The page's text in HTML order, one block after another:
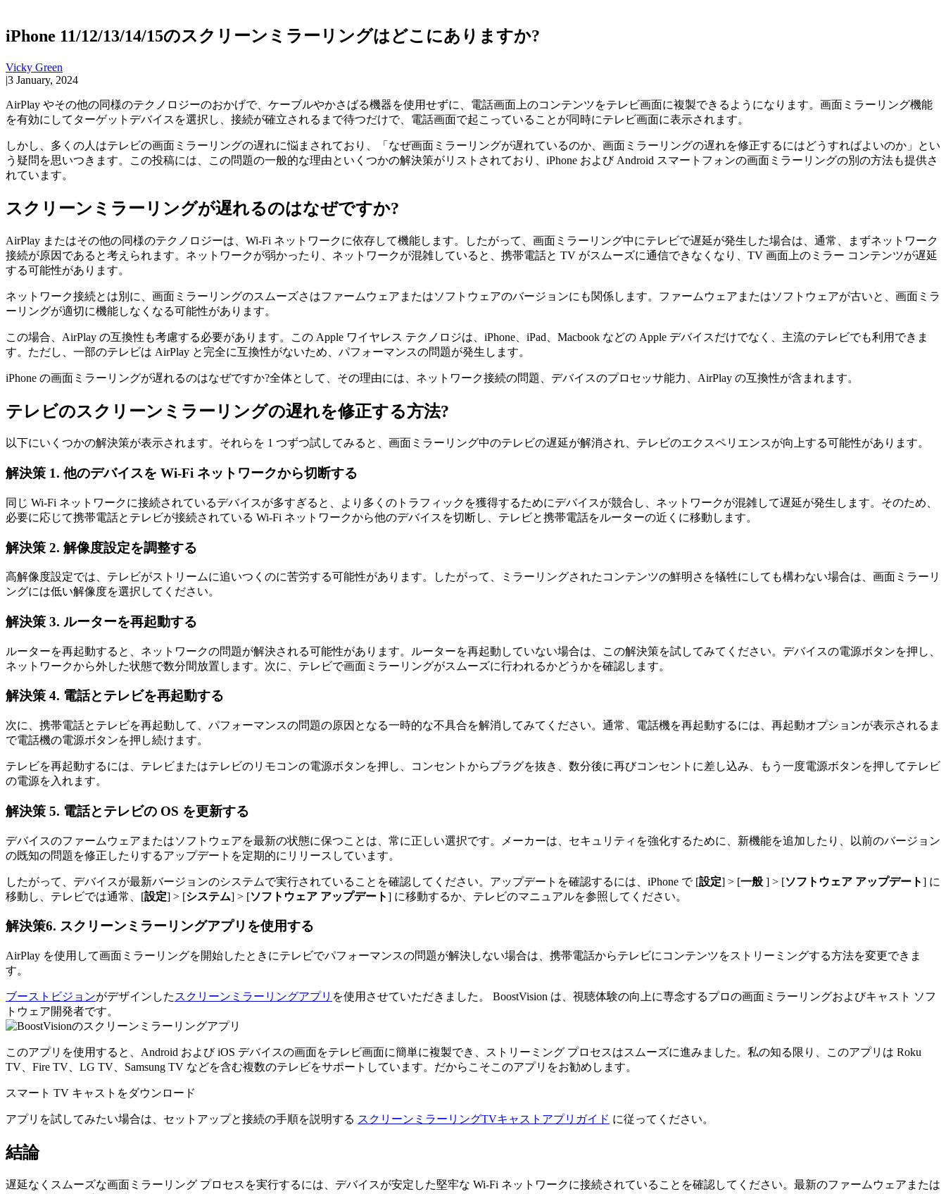
iPhone 11/12/13/14/15のスクリーンミラーリングはどこにありますか?
Vicky Green
|3 January, 2024
AirPlay や​​その他の同様のテクノロジーのおかげで、ケーブルやかさばる機器を使用せずに、電話画面上のコンテンツをテレビ画面に複製できるようになります。画面ミラーリング機能
を有効にしてターゲットデバイスを選択し、接続が確立されるまで待つだけで、電話画面で起こっていることが同時にテレビ画面に表示されます。
しかし、多くの人はテレビの画面ミラーリングの遅れに悩まされており、「なぜ画面ミラーリングが遅れているのか、画面ミラーリングの遅れを修正するにはどうすればよいのか」とい
う疑問を思いつきます。この投稿には、この問題の一般的な理由といくつかの解決策がリストされており、iPhone および Android スマートフォンの画面ミラーリングの別の方法も提供さ
れています。
スクリーンミラーリングが遅れるのはなぜですか?
AirPlay またはその他の同様のテクノロジーは、Wi-Fi ネットワークに依存して機能します。したがって、画面ミラーリング中にテレビで遅延が発生した場合は、通常、まずネットワーク
接続が原因であると考えられます。ネットワークが弱かったり、ネットワークが混雑していると、携帯電話と TV がスムーズに通信できなくなり、TV 画面上のミラー コンテンツが遅延
する可能性があります。
ネットワーク接続とは別に、画面ミラーリングのスムーズさはファームウェアまたはソフトウェアのバージョンにも関係します。ファームウェアまたはソフトウェアが古いと、画面ミラ
ーリングが適切に機能しなくなる可能性があります。
この場合、AirPlay の互換性も考慮する必要があります。この Apple ワイヤレス テクノロジは、iPhone、iPad、Macbook などの Apple デバイスだけでなく、主流のテレビでも利用できま
す。ただし、一部のテレビは AirPlay と完全に互換性がないため、パフォーマンスの問題が発生します。
iPhone の画面ミラーリングが遅れるのはなぜですか?全体として、その理由には、ネットワーク接続の問題、デバイスのプロセッサ能力、AirPlay の互換性が含まれます。
テレビのスクリーンミラーリングの遅れを修正する方法?
以下にいくつかの解決策が表示されます。それらを 1 つずつ試してみると、画面ミラーリング中のテレビの遅延が解消され、テレビのエクスペリエンスが向上する可能性があります。
解決策 1. 他のデバイスを Wi-Fi ネットワークから切断する
同じ Wi-Fi ネットワークに接続されているデバイスが多すぎると、より多くのトラフィックを獲得するためにデバイスが競合し、ネットワークが混雑して遅延が発生します。そのため、
必要に応じて携帯電話とテレビが接続されている Wi-Fi ネットワークから他のデバイスを切断し、テレビと携帯電話をルーターの近くに移動します。
解決策 2. 解像度設定を調整する
高解像度設定では、テレビがストリームに追いつくのに苦労する可能性があります。したがって、ミラーリングされたコンテンツの鮮明さを犠牲にしても構わない場合は、画面ミラーリ
ングには低い解像度を選択してください。
解決策 3. ルーターを再起動する
ルーターを再起動すると、ネットワークの問題が解決される可能性があります。ルーターを再起動していない場合は、この解決策を試してみてください。デバイスの電源ボタンを押し、
ネットワークから外した状態で数分間放置します。次に、テレビで画面ミラーリングがスムーズに行われるかどうかを確認します。
解決策 4. 電話とテレビを再起動する
次に、携帯電話とテレビを再起動して、パフォーマンスの問題の原因となる一時的な不具合を解消してみてください。通常、電話機を再起動するには、再起動オプションが表示されるま
で電話機の電源ボタンを押し続けます。
テレビを再起動するには、テレビまたはテレビのリモコンの電源ボタンを押し、コンセントからプラグを抜き、数分後に再びコンセントに差し込み、もう一度電源ボタンを押してテレビ
の電源を入れます。
解決策 5. 電話とテレビの OS を更新する
デバイスのファームウェアまたはソフトウェアを最新の状態に保つことは、常に正しい選択です。メーカーは、セキュリティを強化するために、新機能を追加したり、以前のバージョン
の既知の問題を修正したりするアップデートを定期的にリリースしています。
したがって、デバイスが最新バージョンのシステムで実行されていることを確認してください。アップデートを確認するには、iPhone で [設定] > [一般 ] > [ソフトウェア アップデート] に
移動し、テレビでは通常、[設定] > [システム] > [ソフトウェア アップデート] に移動するか、テレビのマニュアルを参照してください。
解決策6. スクリーンミラーリングアプリを使用する
AirPlay を使用して画面ミラーリングを開始したときにテレビでパフォーマンスの問題が解決しない場合は、携帯電話からテレビにコンテンツをストリーミングする方法を変更できま
す。
ブーストビジョンがデザインした スクリーンミラーリングアプリ を使用させていただきました。 BoostVision は、視聴体験の向上に専念するプロの画面ミラーリングおよびキャスト ソフ
トウェア開発者です。
このアプリを使用すると、Android および iOS デバイスの画面をテレビ画面に簡単に複製でき、ストリーミング プロセスはスムーズに進みました。私の知る限り、このアプリは Roku
TV、Fire TV、LG TV、Samsung TV などを含む複数のテレビをサポートしています。だからこそこのアプリをお勧めします。
スマート TV キャストをダウンロード
アプリを試してみたい場合は、セットアップと接続の手順を説明する スクリーンミラーリングTVキャストアプリガイド に従ってください。
結論
遅延なくスムーズな画面ミラーリング プロセスを実行するには、デバイスが安定した堅牢な Wi-Fi ネットワークに接続されていることを確認してください。最新のファームウェアまたは